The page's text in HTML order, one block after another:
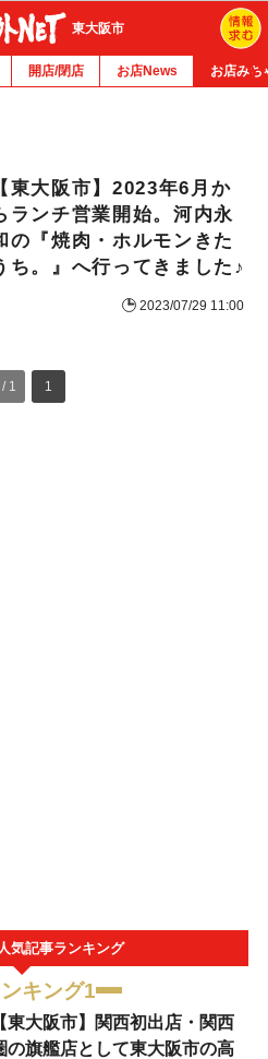
東大阪市
開店/閉店 お店News お店みち
【東大阪市】2023年6月か
ランチ営業開始。河内永
の『焼肉・ホルモンきた
ち。』へ行ってきました♪
2023/07/29 11:00
1 1
気記事ランキング
キング1
【東大阪市】関西初出店・関西
の旗艦店として東大阪市の高